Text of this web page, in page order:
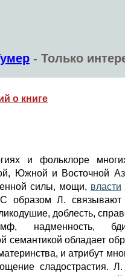
- Только
о книге
и фольклоре
Южной и Восточной
силы, мощи, власти
образом Л. связывают
доблесть,
надменность,
семантикой обладает
и атрибут
сладострастия.